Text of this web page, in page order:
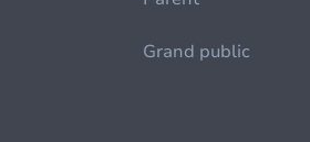
Grand public